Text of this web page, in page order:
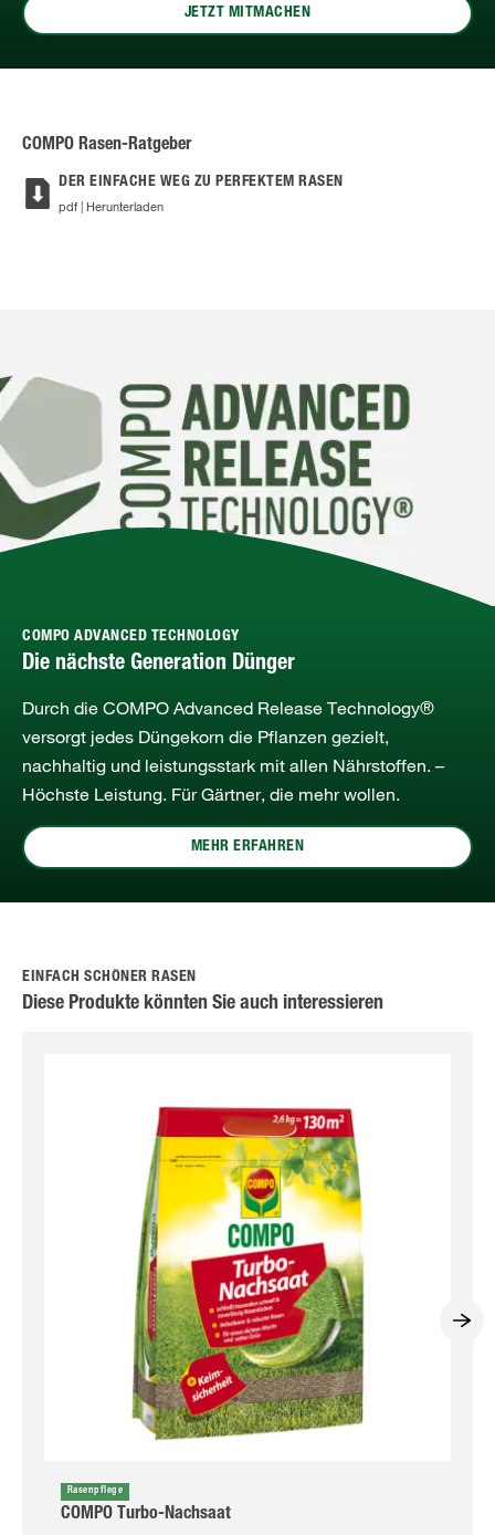
JETZT MITMACHEN
COMPO Rasen-Ratgeber
DER EINFACHE WEG ZU PERFEKTEM RASEN
pdf | Herunterladen
COMPO ADVANCED TECHNOLOGY
Die nächste Generation Dünger
Durch die COMPO Advanced Release Technology®
versorgt jedes Düngekorn die Pflanzen gezielt,
nachhaltig und leistungsstark mit allen Nährstoffen. –
Höchste Leistung. Für Gärtner, die mehr wollen.
MEHR ERFAHREN
EINFACH SCHÖNER RASEN
Diese Produkte könnten Sie auch interessieren
Rasenpflege
COMPO Turbo-Nachsaat